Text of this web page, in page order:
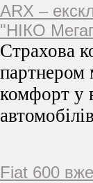
ARX –
"НІКО
Страхова
партнером
комфорт у
Fiat 600